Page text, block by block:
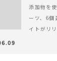
添加物を
ーツ、6個
イトがリ